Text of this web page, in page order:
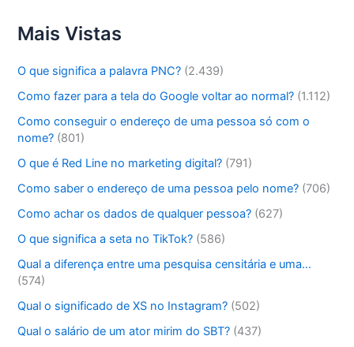
Mais Vistas
O que significa a palavra PNC? (2.439)
Como fazer para a tela do Google voltar ao normal? (1.112)
Como conseguir o endereço de uma pessoa só com o
nome? (801)
O que é Red Line no marketing digital? (791)
Como saber o endereço de uma pessoa pelo nome? (706)
Como achar os dados de qualquer pessoa? (627)
O que significa a seta no TikTok? (586)
Qual a diferença entre uma pesquisa censitária e uma…
(574)
Qual o significado de XS no Instagram? (502)
Qual o salário de um ator mirim do SBT? (437)